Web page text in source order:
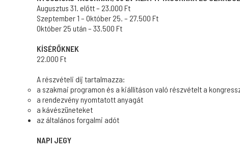
Augusztus 31. előtt – 23.000 Ft
Szeptember 1 – Október 25. – 27.500 Ft
Október 25 után – 33.500 Ft
KÍSÉRŐKNEK
22.000 Ft
A részvételi díj tartalmazza:
a szakmai programon és a kiállításon való részvételt a
a rendezvény nyomtatott anyagát
a kávészüneteket
az általános forgalmi adót
NAPI JEGY